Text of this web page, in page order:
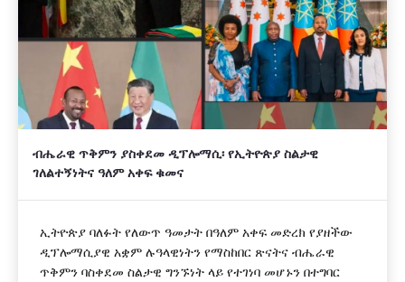
ብሔራዊ ጥቅምን ያስቀደመ ዲፕሎማሲ፡ የኢትዮጵያ ስልታዊ
ገለልተኝነትና ዓለም አቀፍ ቁመና
ኢትዮጵያ ባለፉት የለውጥ ዓመታት በዓለም አቀፍ መድረክ የያዘችው
ዲፕሎማሲያዊ አቋም ሉዓላዊነትን የማስከበር ጽናትና ብሔራዊ
ጥቅምን ባስቀደመ ስልታዊ ግንኙነት ላይ የተገነባ መሆኑን በተግባር